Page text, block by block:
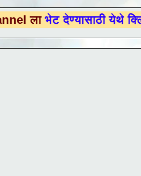
देण्यासाठी येथे क्लिक करा .